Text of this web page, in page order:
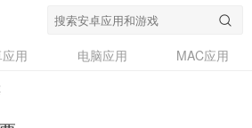
用 电脑应用
MAC应用